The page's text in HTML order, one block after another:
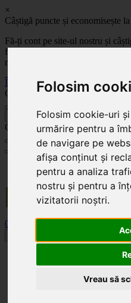
Folosim
Folosim cookie-uri
urmărire pentru a
de navigare pe
afișa conținut și
pentru a analiza
nostru și pentru a
vizitatorii noștri.
Vreau să
×
Câștigă puncte și economisește
Fă-ți cont pe site-ul nostru și
fiecare comandă! Cu cât
mult!
Înregistrează-te acum
Celoplast
Celoplast
Transportul este GRATUIT pentru
valoare de 100 Lei.
0
Categorii